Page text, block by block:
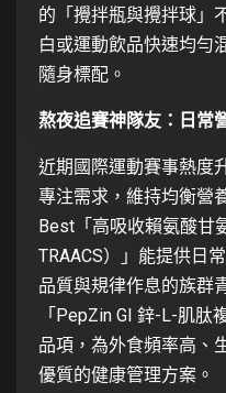
的「攪拌瓶與攪拌球」
白或運動飲品快速均勻
隨身標配。
熬夜追賽神隊友：日常
近期國際運動賽事熱度
專注需求，維持均衡營
Best「高吸收賴氨酸甘
TRAACS）」能提供日
品質與規律作息的族群
「PepZin GI 鋅-L-肌肽
品項，為外食頻率高、
優質的健康管理方案。